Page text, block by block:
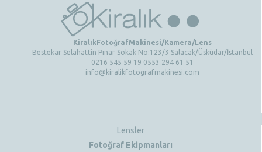
KiralıkFotoğrafMakinesi/Kamera/Lens
Bestekar Selahattin Pınar Sokak No:123/3 Salacak/Üsküdar/İstanbul
0216 545 59 19 0553 294 61 51
info@kiralikfotografmakinesi.com
Lensler
Fotoğraf Ekipmanları